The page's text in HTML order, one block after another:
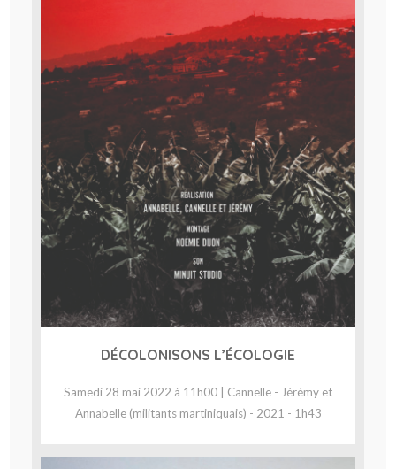
DÉCOLONISONS L’ÉCOLOGIE
Samedi 28 mai 2022 à 11h00 | Cannelle - Jérémy et
Annabelle (militants martiniquais) - 2021 - 1h43